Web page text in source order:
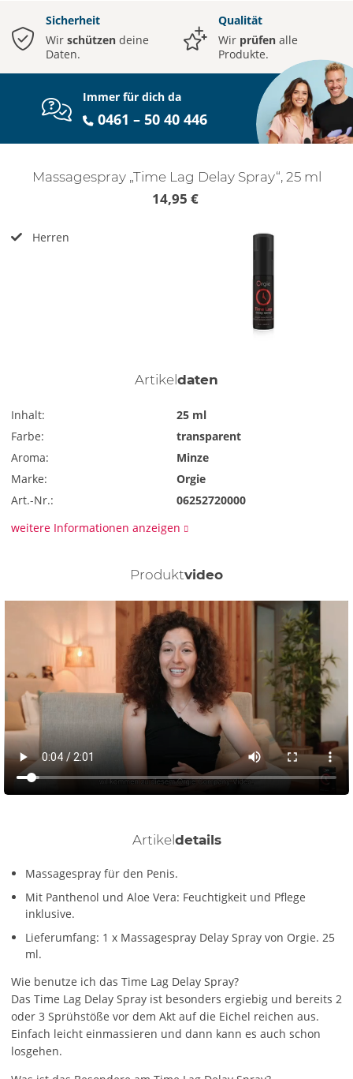
Sicherheit
Wir schützen deine
Daten.
Qualität
Wir prüfen alle
Produkte.
Immer für dich da
0461 – 50 40 446
Massagespray „Time Lag Delay Spray“, 25 ml
14,95 €
Herren
Artikel daten
Inhalt:
25 ml
Farbe:
transparent
Aroma:
Minze
Marke:
Orgie
Art.-Nr.:
06252720000
weitere Informationen anzeigen
Produktvideo
Artikeldetails
Massagespray für den Penis.
Mit Panthenol und Aloe Vera: Feuchtigkeit und Pflege
inklusive.
Lieferumfang: 1 x Massagespray Delay Spray von Orgie. 25
ml.
Wie benutze ich das Time Lag Delay Spray?
Das Time Lag Delay Spray ist besonders ergiebig und bereits 2
oder 3 Sprühstöße vor dem Akt auf die Eichel reichen aus.
Einfach leicht einmassieren und dann kann es auch schon
losgehen.